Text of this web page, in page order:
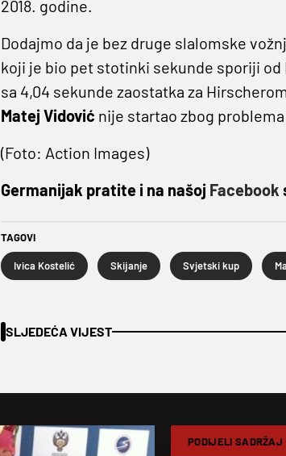
2018. godine.
Dodajmo da je bez druge slalomske
koji je bio pet stotinki sekunde sporiji
sa 4,04 sekunde zaostatka za
Matej Vidović nije startao zbog
(Foto: Action Images)
Germanijak pratite i na našoj Facebook
TAGOVI
Ivica Kostelić Skijanje Svjetski kup
SLJEDEĆA VIJEST
PODIJELI SADRŽAJ